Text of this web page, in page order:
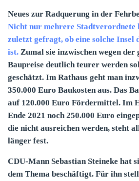
Neues zur Radquerung in der
Nicht nur mehrere Stadtverordnete
zuletzt gefragt, ob eine solche
ist. Zumal sie inzwischen wegen der
Baupreise deutlich teurer werden
geschätzt. Im Rathaus geht man
350.000 Euro Baukosten aus. Das
auf 120.000 Euro Fördermittel. Im
Ende 2021 noch 250.000 Euro
die nicht ausreichen werden, steht
länger fest.
CDU-Mann Sebastian Steineke hat
dem Thema beschäftigt. Für ihn